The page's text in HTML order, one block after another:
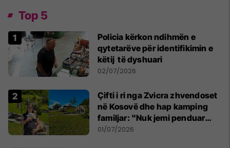
Top 5
Policia kërkon ndihmën e
qytetarëve për identifikimin e
këtij të dyshuari
02/07/2026
Çifti i ri nga Zvicra zhvendoset
në Kosovë dhe hap kamping
familjar: "Nuk jemi penduar
asnjë ditë"
01/07/2026